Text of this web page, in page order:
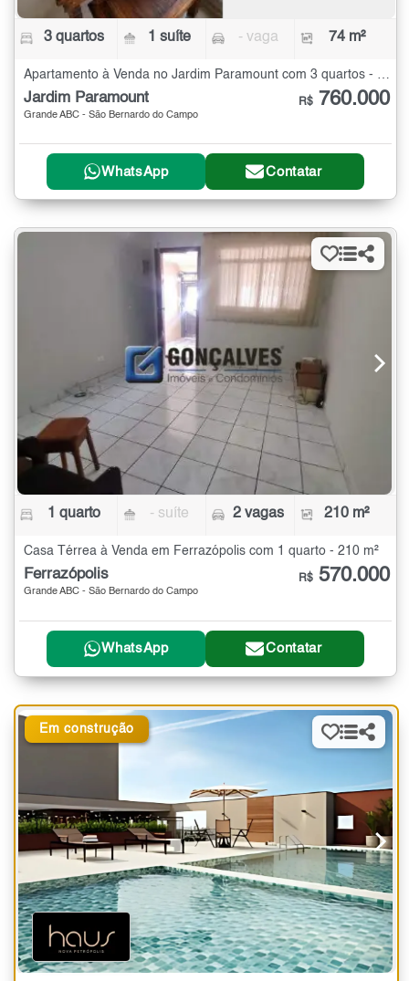
3 quartos 1 suíte - vaga 74 m²
Apartamento à Venda no Jardim Paramount com 3 quartos - 74 m²
Jardim Paramount
Grande ABC - São Bernardo do Campo
R$ 760.000
WhatsApp Contatar
1 quarto - suíte 2 vagas 210 m²
Casa Térrea à Venda em Ferrazópolis com 1 quarto - 210 m²
Ferrazópolis
Grande ABC - São Bernardo do Campo
R$ 570.000
WhatsApp Contatar
Em construção